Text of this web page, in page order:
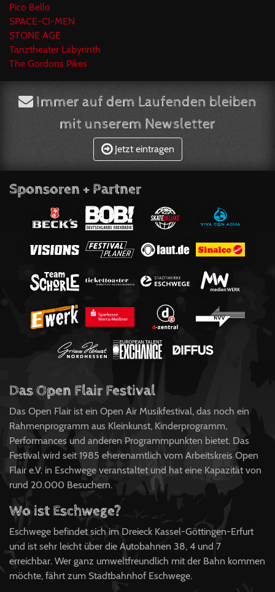
Pico Bello
SPACE-CI-MEN
STONE AGE
Tanztheater Labyrinth
The Gordons Pikes
Immer auf dem Laufenden bleiben
mit unserem Newsletter
Jetzt eintragen
Sponsoren + Partner
Das Open Flair Festival
Das Open Flair ist ein Open Air Musikfestival, das noch ein
Rahmenprogramm aus Kleinkunst, Kinderprogramm,
Performances und anderen Programmpunkten bietet. Das
Festival wird seit 1985 eherenamtlich vom Arbeitskreis Open
Flair e.V. in Eschwege veranstaltet und hat eine Kapazität von
rund 20.000 Besuchern.
Wo ist Eschwege?
Eschwege befindet sich im Dreieck Kassel-Göttingen-Erfurt
und ist sehr leicht über die Autobahnen 38, 4 und 7
erreichbar. Wer ganz umweltfreundlich mit der Bahn kommen
möchte, fährt zum Stadtbahnhof Eschwege.